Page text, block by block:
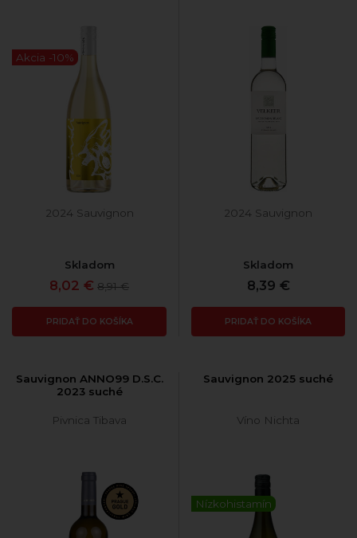
Akcia -10%
2024 Sauvignon
Skladom
8,02 € 8,91 €
PRIDAŤ DO KOŠÍKA
2024 Sauvignon
Skladom
8,39 €
PRIDAŤ DO KOŠÍKA
Sauvignon ANNO99 D.S.C.
2023 suché
Pivnica Tibava
Sauvignon 2025 suché
Víno Nichta
Nízkohistamín